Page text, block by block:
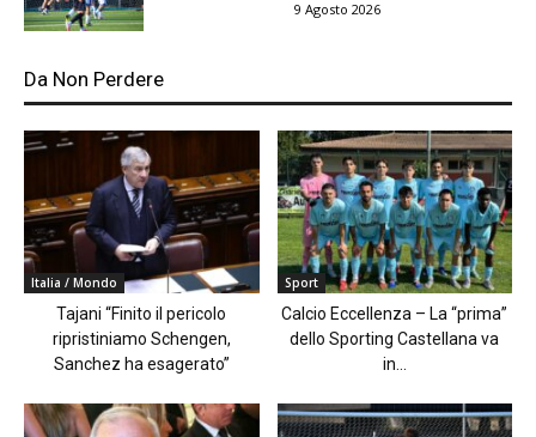
9 Agosto 2026
Da Non Perdere
Italia / Mondo
Tajani “Finito il pericolo
ripristiniamo Schengen,
Sanchez ha esagerato”
Sport
Calcio Eccellenza – La “prima”
dello Sporting Castellana va
in...